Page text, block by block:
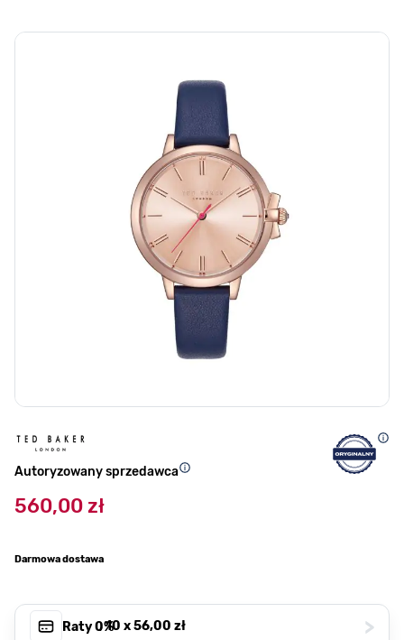
Autoryzowany sprzedawca
560,00 zł
Darmowa dostawa
Raty 0%, 10 x56,00 zł >